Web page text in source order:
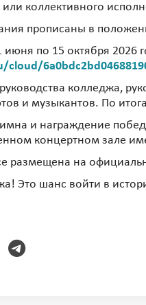
коллективного
прописаны в
июня по 15 октября
колледжа,
и музыкантов. По
и награждение
концертном зале
размещена на
Это шанс войти в